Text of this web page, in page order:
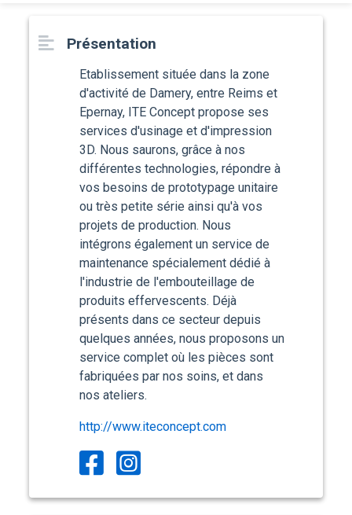
Présentation
Etablissement située dans la zone
d'activité de Damery, entre Reims et
Epernay, ITE Concept propose ses
services d'usinage et d'impression
3D. Nous saurons, grâce à nos
différentes technologies, répondre à
vos besoins de prototypage unitaire
ou très petite série ainsi qu'à vos
projets de production. Nous
intégrons également un service de
maintenance spécialement dédié à
l'industrie de l'embouteillage de
produits effervescents. Déjà
présents dans ce secteur depuis
quelques années, nous proposons un
service complet où les pièces sont
fabriquées par nos soins, et dans
nos ateliers.
http://www.iteconcept.com